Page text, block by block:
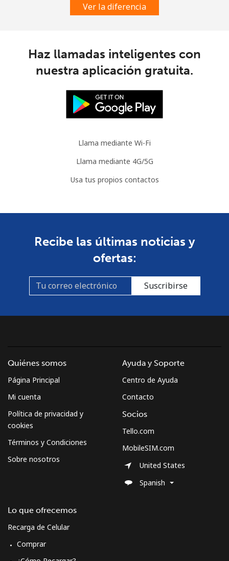
Ver la diferencia
Haz llamadas inteligentes con
nuestra aplicación gratuita.
Llama mediante Wi-Fi
Llama mediante 4G/5G
Usa tus propios contactos
Recibe las últimas noticias y
ofertas:
Suscribirse
Quiénes somos
Página Principal
Mi cuenta
Política de privacidad y
cookies
Términos y Condiciones
Sobre nosotros
Lo que ofrecemos
Recarga de Celular
Comprar
Ayuda y Soporte
Centro de Ayuda
Contacto
Socios
Tello.com
MobileSIM.com
United States
Spanish